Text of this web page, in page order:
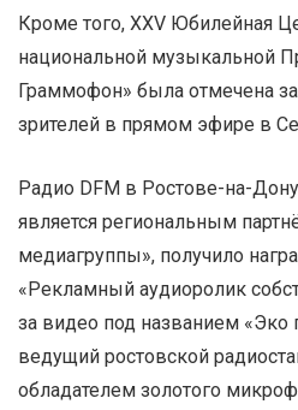
Кроме того, XXV Юбилейная
национальной музыкальной
Граммофон» была отмечена
зрителей в прямом эфире в
Радио DFM в Ростове-на-
является региональным
медиагруппы», получило
«Рекламный аудиоролик
за видео под названием «Эко
ведущий ростовской
обладателем золотого